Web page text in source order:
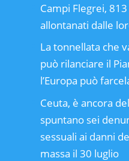
Campi Flegrei,
allontanati dalle
La tonnellata che
può rilanciare il
l’Europa può
Ceuta, è ancora
spuntano sei
sessuali ai danni
massa il 30 luglio